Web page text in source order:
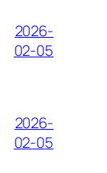
2026-
02-05
2026-
02-05